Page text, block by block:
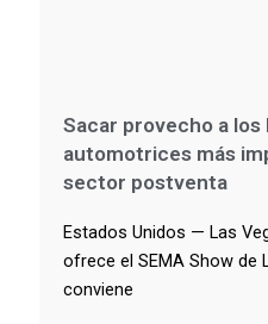
Sacar provecho a los
automotrices más
sector postventa
Estados Unidos — Las
ofrece el SEMA Show de
conviene